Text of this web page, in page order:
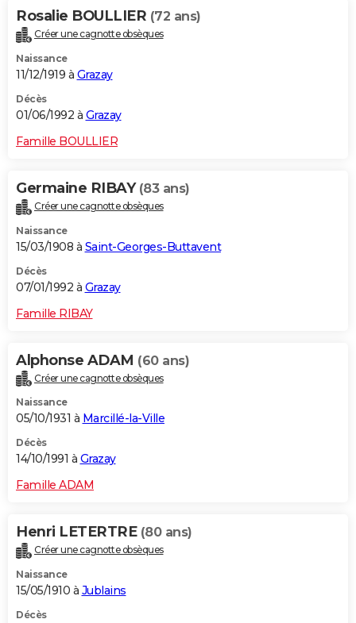
Rosalie BOULLIER (72 ans)
Créer une cagnotte obsèques
Naissance
11/12/1919 à Grazay
Décès
01/06/1992 à Grazay
Famille BOULLIER
Germaine RIBAY (83 ans)
Créer une cagnotte obsèques
Naissance
15/03/1908 à Saint-Georges-Buttavent
Décès
07/01/1992 à Grazay
Famille RIBAY
Alphonse ADAM (60 ans)
Créer une cagnotte obsèques
Naissance
05/10/1931 à Marcillé-la-Ville
Décès
14/10/1991 à Grazay
Famille ADAM
Henri LETERTRE (80 ans)
Créer une cagnotte obsèques
Naissance
15/05/1910 à Jublains
Décès